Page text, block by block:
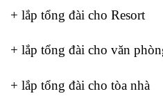
+ lắp tổng đài cho Resort
+ lắp tổng đài cho văn
+ lắp tổng đài cho tòa nhà